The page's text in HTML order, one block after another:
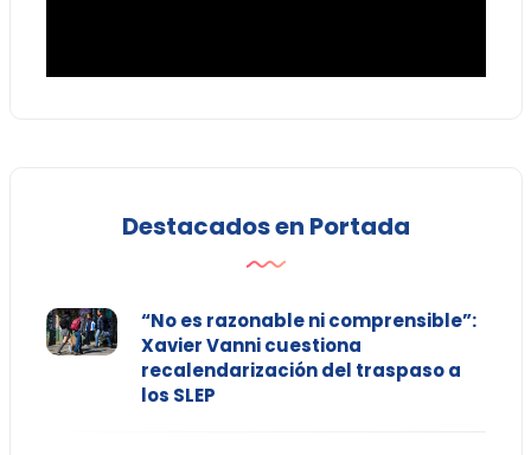
Destacados en Portada
“No es razonable ni comprensible”:
Xavier Vanni cuestiona
recalendarización del traspaso a
los SLEP